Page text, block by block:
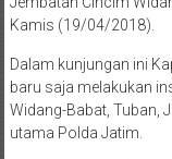
Kamis (19/04/2018).
Dalam kunjungan ini
baru saja melakukan
Widang-Babat, Tuban,
utama Polda Jatim.